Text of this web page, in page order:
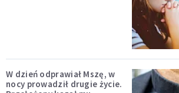
W dzień odprawiał Mszę, w
nocy prowadził drugie życie.